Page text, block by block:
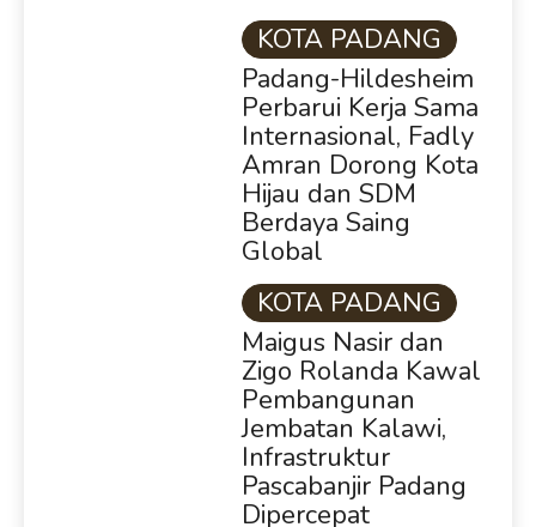
KOTA PADANG
Padang-Hildesheim
Perbarui Kerja Sama
Internasional, Fadly
Amran Dorong Kota
Hijau dan SDM
Berdaya Saing
Global
KOTA PADANG
Maigus Nasir dan
Zigo Rolanda Kawal
Pembangunan
Jembatan Kalawi,
Infrastruktur
Pascabanjir Padang
Dipercepat